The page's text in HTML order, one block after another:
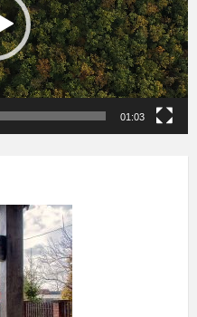
01:03